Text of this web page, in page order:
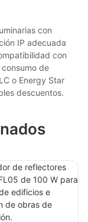
con
IP adecuada
con
de
o Energy Star
descuentos.